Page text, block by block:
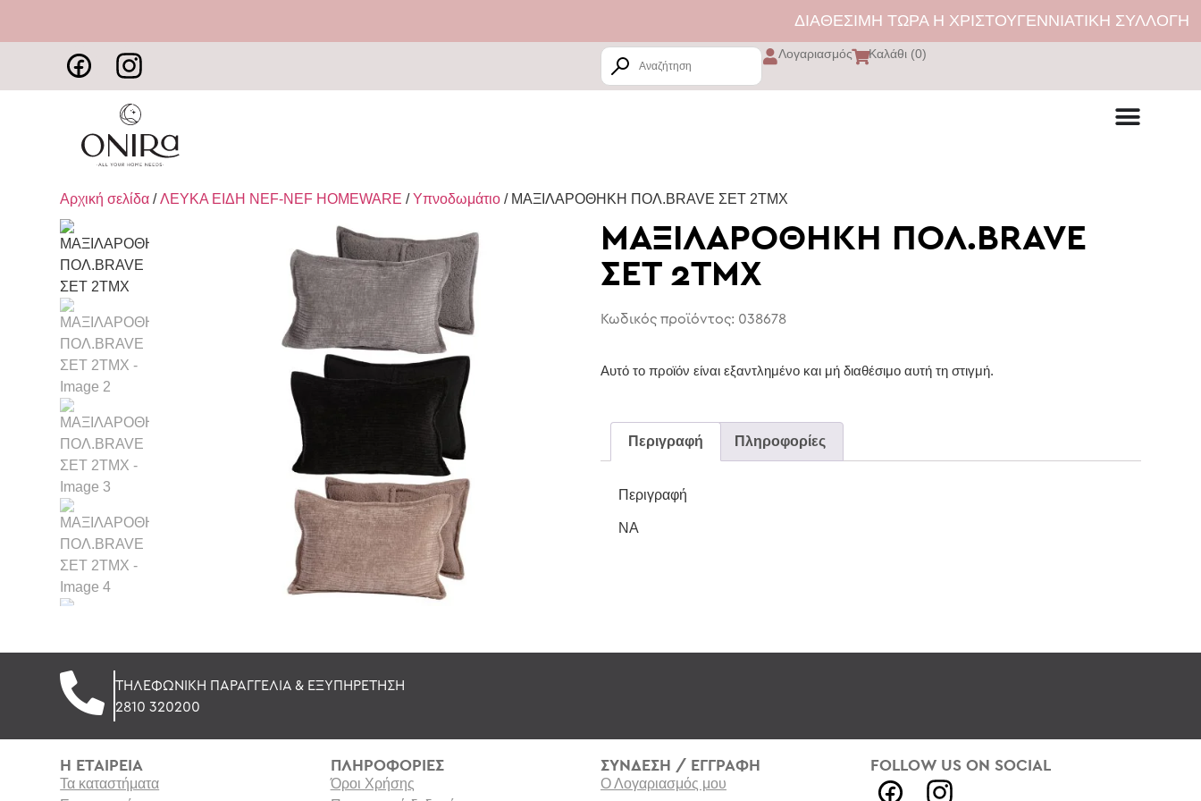
ΔΙΑΘΕΣΙΜΗ ΤΩΡΑ Η ΧΡΙΣΤΟΥΓΕΝΝΙΑΤΙΚΗ ΣΥΛΛΟΓΗ |
Λογαριασμός Καλάθι (0)
Αρχική σελίδα /ΛΕΥΚΑ ΕΙΔΗ NEF-NEF HOMEWARE /Υπνοδωμάτιο / ΜΑΞΙΛΑΡΟΘΗΚΗ ΠΟΛ.BRAVE ΣΕΤ 2ΤΜΧ
ΜΑΞΙΛΑΡΟΘΗΚΗ ΠΟΛ.BRAVE
ΣΕΤ 2ΤΜΧ
Κωδικός προϊόντος: 038678
Αυτό το προϊόν είναι εξαντλημένο και μή διαθέσιμο αυτή τη στιγμή.
Περιγραφή Πληροφορίες
Περιγραφή
NA
ΤΗΛΕΦΩΝΙΚΗ ΠΑΡΑΓΓΕΛΙΑ & ΕΞΥΠΗΡΕΤΗΣΗ
2810 320200
Η ΕΤΑΙΡΕΙΑ
Τα καταστήματα
ΠΛΗΡΟΦΟΡΙΕΣ
Όροι Χρήσης
ΣΥΝΔΕΣΗ / ΕΓΓΡΑΦΗ
Ο Λογαριασμός μου
FOLLOW US ON SOCIAL